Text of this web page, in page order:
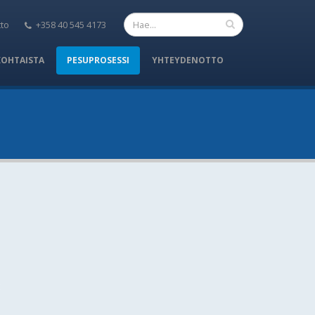
+358 40 545 4173
PESUPROSESSI YHTEYDENOTTO